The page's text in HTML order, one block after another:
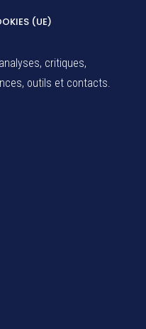
(UE)
critiques,
outils et contacts.